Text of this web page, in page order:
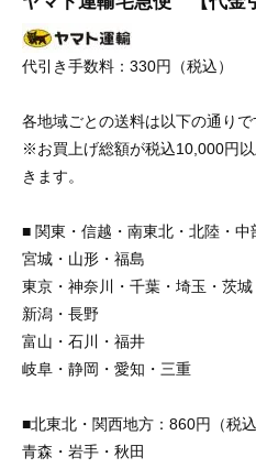
代引き手数料：330円（税込）
各地域ごとの送料は以下の通りで
※お買上げ総額が税込10,000円
きます。
■ 関東・信越・南東北・北陸・中
宮城・山形・福島
東京・神奈川・千葉・埼玉・茨
新潟・長野
富山・石川・福井
岐阜・静岡・愛知・三重
■北東北・関西地方：860円（税込
青森・岩手・秋田